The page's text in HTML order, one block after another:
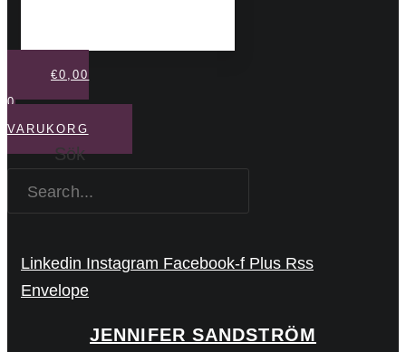
€0,00
0
VARUKORG
Sök
Linkedin Instagram Facebook-f Plus Rss
Envelope
JENNIFER SANDSTRÖM